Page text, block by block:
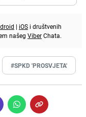
| iOS i društvenih
našeg ViberChata.
#SPKD 'PROSVJETA'